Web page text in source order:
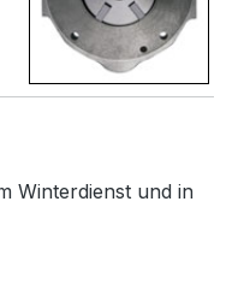
Winterdienst und in